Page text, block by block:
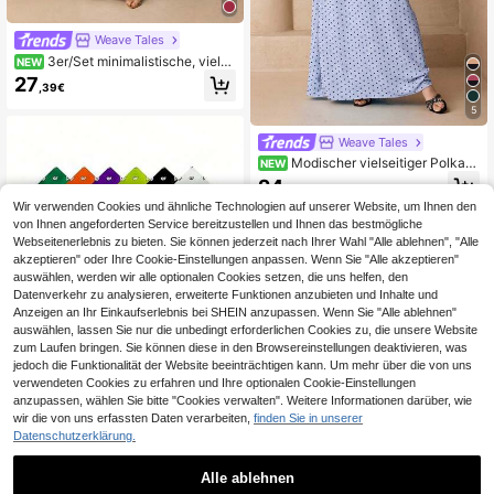
Weave Tales
NEW 3er/Set minimalistische, vielse
itige einfarbige Abaya mit elegante
m Design, langen Ärmeln und gebro
27 ,39€
12er Set Hip Hop Mode Rapper Pais
ley Muster Schal/Tuch/Stirnband, g
eeignet für Rockmusik Festival, Rei
5
Weave Tales
NEW Modischer vielseitiger Polka-
Dot Kapuzen-Langmantel 2 Stücke
a-Cover-Up-Mantel + Gürtel-Set S
onnenschutz Muslimische Kleidung
Schal
24
Wir verwenden Cookies und ähnliche Technologien auf unserer Website, um Ihnen den
von Ihnen angeforderten Service bereitzustellen und Ihnen das bestmögliche
Webseitenerlebnis zu bieten. Sie können jederzeit nach Ihrer Wahl "Alle ablehnen", "Alle
akzeptieren" oder Ihre Cookie-Einstellungen anpassen. Wenn Sie "Alle akzeptieren"
auswählen, werden wir alle optionalen Cookies setzen, die uns helfen, den
Datenverkehr zu analysieren, erweiterte Funktionen anzubieten und Inhalte und
Anzeigen an Ihr Einkaufserlebnis bei SHEIN anzupassen. Wenn Sie "Alle ablehnen"
auswählen, lassen Sie nur die unbedingt erforderlichen Cookies zu, die unsere Website
zum Laufen bringen. Sie können diese in den Browsereinstellungen deaktivieren, was
jedoch die Funktionalität der Website beeinträchtigen kann. Um mehr über die von uns
verwendeten Cookies zu erfahren und Ihre optionalen Cookie-Einstellungen
anzupassen, wählen Sie bitte "Cookies verwalten". Weitere Informationen darüber, wie
wir die von uns erfassten Daten verarbeiten, finden Sie in unserer
Datenschutzerklärung.
Alle ablehnen